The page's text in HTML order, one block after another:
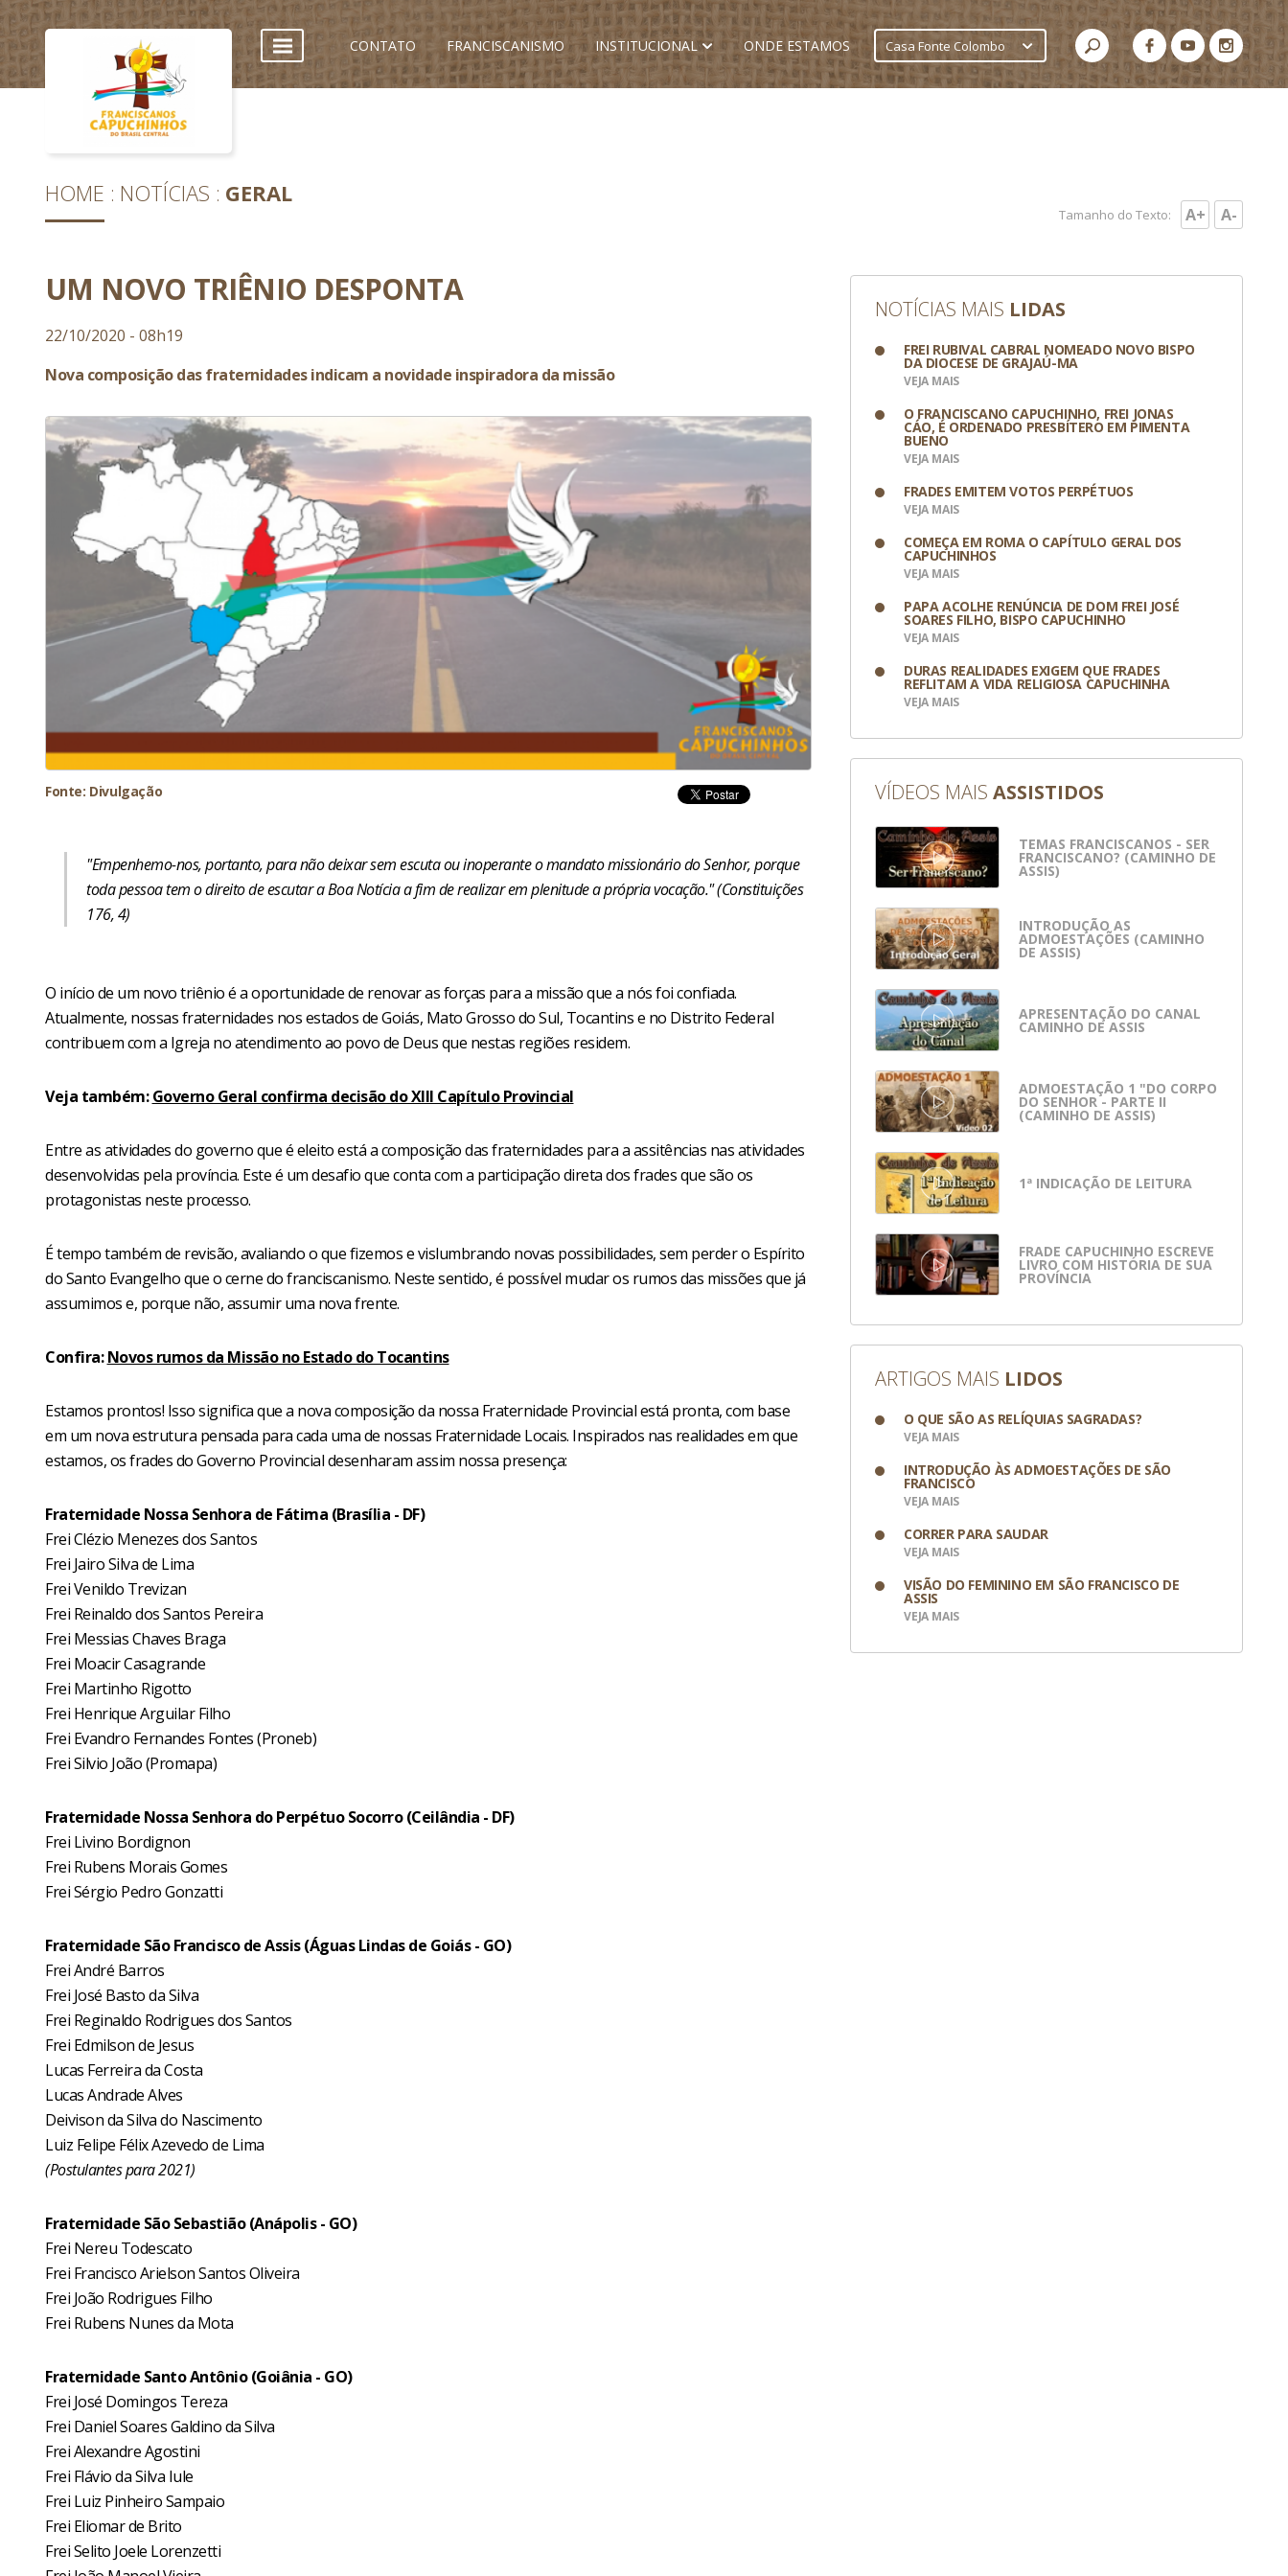
CONTATO FRANCISCANISMO INSTITUCIONAL ONDE ESTAMOS Casa Fonte Colombo
HOME NOTÍCIAS GERAL
Tamanho do Texto: A+ A-
UM NOVO TRIÊNIO DESPONTA
22/10/2020 - 08h19
Nova composição das fraternidades indicam a novidade inspiradora da missão
Fonte: Divulgação
"Empenhemo-nos, portanto, para não deixar sem escuta ou inoperante o mandato missionário do Senhor, porque
toda pessoa tem o direito de escutar a Boa Notícia a fim de realizar em plenitude a própria vocação." (Constituições
176, 4)
O início de um novo triênio é a oportunidade de renovar as forças para a missão que a nós foi confiada.
Atualmente, nossas fraternidades nos estados de Goiás, Mato Grosso do Sul, Tocantins e no Distrito Federal
contribuem com a Igreja no atendimento ao povo de Deus que nestas regiões residem.
Veja também:Governo Geral confirma decisão do XIII Capítulo Provincial
Entre as atividades do governo que é eleito está a composição das fraternidades para a assitências nas atividades
desenvolvidas pela província. Este é um desafio que conta com a participação direta dos frades que são os
protagonistas neste processo.
É tempo também de revisão, avaliando o que fizemos e vislumbrando novas possibilidades, sem perder o Espírito
do Santo Evangelho que o cerne do franciscanismo. Neste sentido, é possível mudar os rumos das missões que já
assumimos e, porque não, assumir uma nova frente.
Confira:Novos rumos da Missão no Estado do Tocantins
Estamos prontos! Isso significa que a nova composição da nossa Fraternidade Provincial está pronta, com base
em um nova estrutura pensada para cada uma de nossas Fraternidade Locais. Inspirados nas realidades em que
estamos, os frades do Governo Provincial desenharam assim nossa presença:
Fraternidade Nossa Senhora de Fátima (Brasília - DF)
Frei Clézio Menezes dos Santos
Frei Jairo Silva de Lima
Frei Venildo Trevizan
Frei Reinaldo dos Santos Pereira
Frei Messias Chaves Braga
Frei Moacir Casagrande
Frei Martinho Rigotto
Frei Henrique Arguilar Filho
Frei Evandro Fernandes Fontes (Proneb)
Frei Silvio João (Promapa)
Fraternidade Nossa Senhora do Perpétuo Socorro (Ceilândia - DF)
Frei Livino Bordignon
Frei Rubens Morais Gomes
Frei Sérgio Pedro Gonzatti
Fraternidade São Francisco de Assis (Águas Lindas de Goiás - GO)
Frei André Barros
Frei José Basto da Silva
Frei Reginaldo Rodrigues dos Santos
Frei Edmilson de Jesus
Lucas Ferreira da Costa
Lucas Andrade Alves
Deivison da Silva do Nascimento
Luiz Felipe Félix Azevedo de Lima
(Postulantes para 2021)
Fraternidade São Sebastião (Anápolis - GO)
Frei Nereu Todescato
Frei Francisco Arielson Santos Oliveira
Frei João Rodrigues Filho
Frei Rubens Nunes da Mota
Fraternidade Santo Antônio (Goiânia - GO)
Frei José Domingos Tereza
Frei Daniel Soares Galdino da Silva
Frei Alexandre Agostini
Frei Flávio da Silva Iule
Frei Luiz Pinheiro Sampaio
Frei Eliomar de Brito
Frei Selito Joele Lorenzetti
NOTÍCIAS MAIS LIDAS
FREI RUBIVAL CABRAL NOMEADO NOVO BISPO
DA DIOCESE DE GRAJAÚ-MA
VEJA MAIS
O FRANCISCANO CAPUCHINHO, FREI JONAS
CÁO, É ORDENADO PRESBÍTERO EM PIMENTA
BUENO
VEJA MAIS
FRADES EMITEM VOTOS PERPÉTUOS
VEJA MAIS
COMEÇA EM ROMA O CAPÍTULO GERAL DOS
CAPUCHINHOS
VEJA MAIS
PAPA ACOLHE RENÚNCIA DE DOM FREI JOSÉ
SOARES FILHO, BISPO CAPUCHINHO
VEJA MAIS
DURAS REALIDADES EXIGEM QUE FRADES
REFLITAM A VIDA RELIGIOSA CAPUCHINHA
VEJA MAIS
VÍDEOS MAIS ASSISTIDOS
TEMAS FRANCISCANOS - SER
FRANCISCANO? (CAMINHO DE
ASSIS)
INTRODUÇÃO AS
ADMOESTAÇÕES (CAMINHO
DE ASSIS)
APRESENTAÇÃO DO CANAL
CAMINHO DE ASSIS
ADMOESTAÇÃO 1 "DO CORPO
DO SENHOR - PARTE II
(CAMINHO DE ASSIS)
1ª INDICAÇÃO DE LEITURA
FRADE CAPUCHINHO ESCREVE
LIVRO COM HISTÓRIA DE SUA
PROVÍNCIA
ARTIGOS MAIS LIDOS
O QUE SÃO AS RELÍQUIAS SAGRADAS?
VEJA MAIS
INTRODUÇÃO ÀS ADMOESTAÇÕES DE SÃO
FRANCISCO
VEJA MAIS
CORRER PARA SAUDAR
VEJA MAIS
VISÃO DO FEMININO EM SÃO FRANCISCO DE
ASSIS
VEJA MAIS